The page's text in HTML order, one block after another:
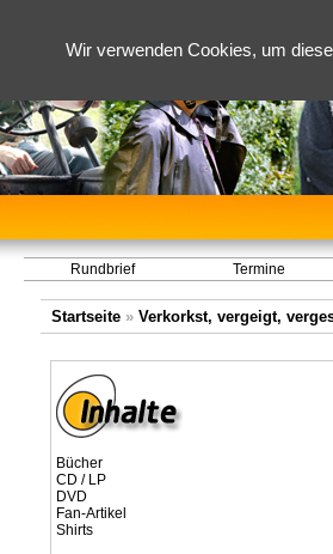
Wir verwenden Cookies, um
Rundbrief Termine
Startseite » Verkorkst, vergeigt,
Bücher
CD / LP
DVD
Fan-Artikel
Shirts